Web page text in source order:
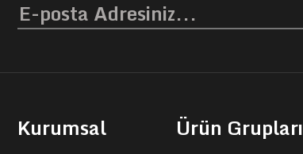
Kurumsal Ürün Grupları